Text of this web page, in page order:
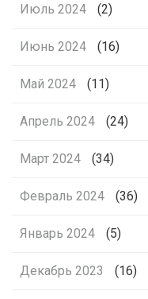
Июль 2024 (2)
Июнь 2024 (16)
Май 2024 (11)
Апрель 2024 (24)
Март 2024 (34)
Февраль 2024 (36)
Январь 2024 (5)
Декабрь 2023 (16)